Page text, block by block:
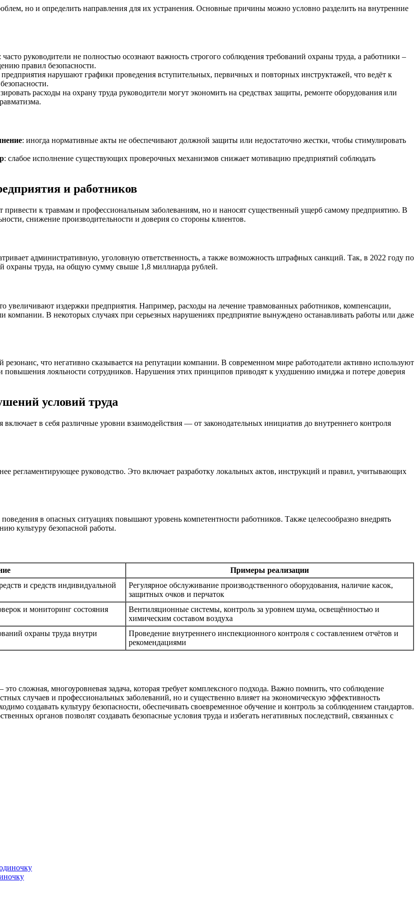
но и определить направления для их устранения. Основные причины можно условно разделить на внутренние
: часто руководители не полностью осознают важность строгого соблюдения требований охраны труда, а работники –
правил безопасности.
нарушают графики проведения вступительных, первичных и повторных инструктажей, что ведёт к
расходы на охрану труда руководители могут экономить на средствах защиты, ремонте оборудования или
: иногда нормативные акты не обеспечивают должной защиты или недостаточно жестки, чтобы стимулировать
: слабое исполнение существующих проверочных механизмов снижает мотивацию предприятий соблюдать
и работников
к травмам и профессиональным заболеваниям, но и наносят существенный ущерб самому предприятию. В
снижение производительности и доверия со стороны клиентов.
административную, уголовную ответственность, а также возможность штрафных санкций. Так, в 2022 году по
охраны труда, на общую сумму свыше 1,8 миллиарда рублей.
увеличивают издержки предприятия. Например, расходы на лечение травмованных работников, компенсации,
компании. В некоторых случаях при серьезных нарушениях предприятие вынуждено останавливать работы или даже
что негативно сказывается на репутации компании. В современном мире работодатели активно используют
повышения лояльности сотрудников. Нарушения этих принципов приводят к ухудшению имиджа и потере доверия
условий труда
в себя различные уровни взаимодействия — от законодательных инициатив до внутреннего контроля
регламентирующее руководство. Это включает разработку локальных актов, инструкций и правил, учитывающих
в опасных ситуациях повышают уровень компетентности работников. Также целесообразно внедрять
культуру безопасной работы.
Примеры реализации
и средств индивидуальной
Регулярное обслуживание производственного оборудования, наличие касок,
защитных очков и перчаток
и мониторинг состояния
Вентиляционные системы, контроль за уровнем шума, освещённостью и
химическим составом воздуха
охраны труда внутри
Проведение внутреннего инспекционного контроля с составлением отчётов и
рекомендациями
сложная, многоуровневая задача, которая требует комплексного подхода. Важно помнить, что соблюдение
случаев и профессиональных заболеваний, но и существенно влияет на экономическую эффективность
создавать культуру безопасности, обеспечивать своевременное обучение и контроль за соблюдением стандартов.
органов позволят создавать безопасные условия труда и избегать негативных последствий, связанных с